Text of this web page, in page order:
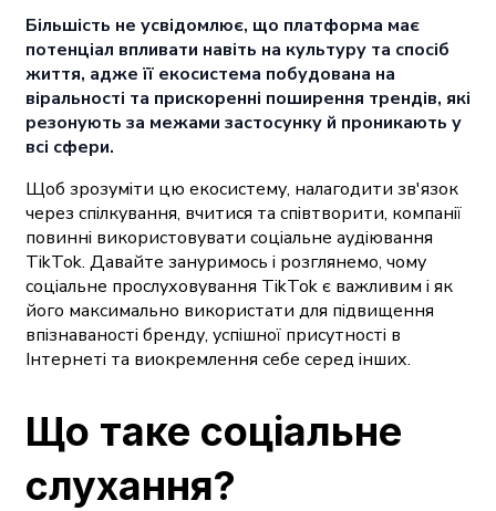
Більшість не усвідомлює, що платформа має
потенціал впливати навіть на культуру та спосіб
життя, адже її екосистема побудована на
віральності та прискоренні поширення трендів, які
резонують за межами застосунку й проникають у
всі сфери.
Щоб зрозуміти цю екосистему, налагодити зв'язок
через спілкування, вчитися та співтворити, компанії
повинні використовувати соціальне аудіювання
TikTok. Давайте зануримось і розглянемо, чому
соціальне прослуховування TikTok є важливим і як
його максимально використати для підвищення
впізнаваності бренду, успішної присутності в
Інтернеті та виокремлення себе серед інших.
Що таке соціальне
слухання?